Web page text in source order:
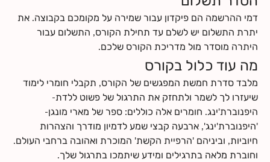
כמה הם מושפעים אחד מהשני, וכמה הם יכולים לתרום ולתמוך
בלידה עדינה כאשר לומדים להרפות אותם. את ומלווה הלידה
שלך תרכשו ידע ותפתחו כישורי תקשורת אחד עם השנייה, עם
התינוק.ת שלכם ועם הצוות הרפואי.
לחצי כאןלקרוא עוד על תוכן הקורס
לחציכאןלמצוא מידע על החזרי ביטוח
דמי ההרשמה הם פיקדון עבור שמירה על מקומכם בקבוצה. את
יתרת התשלום יש לשלם עד תחילת הקורס, התשלום עבור
היתרה מוסדר מול מדריכת הקורס שלכם.
מה עוד כלול בקורס
מלבד סדרת חמשת המפגשים של הקורס, תקבלי חומרי לימוד
שיעזרו לך לשמר ולתחזק את התרגול של פשוט ללדת-
היפנוברת'ינג. חומרים אלה כוללים: ספר של מארי מונגן-
'היפנוברת'ינג', ארבעה קבצי שמע לדמיון מודרך והצהרות
חיוביות, וביניהם 'הרפיית הקשת' המוכרת ואהובה ברחבי העולם.
וחוברת מלאה בתרגילים ומידע שיתמכו בתרגול שלך.